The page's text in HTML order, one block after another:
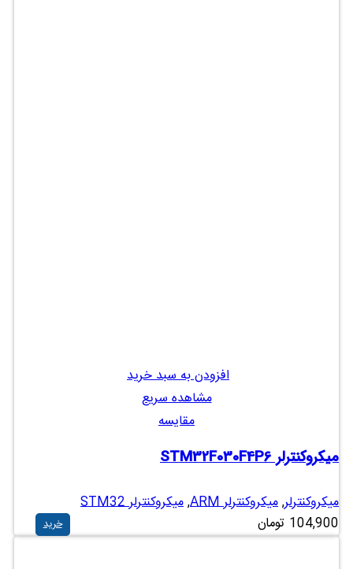
افزودن به سبد خرید
مشاهده سریع
مقایسه
میکروکنترلر STM32F030F4P6
میکروکنترلر,میکروکنترلر ARM ,میکروکنترلر STM32
104,900 تومان خرید